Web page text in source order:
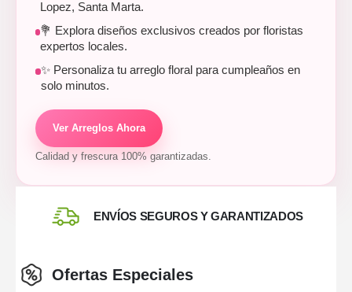
Lopez, Santa Marta.
💐 Explora diseños exclusivos creados por floristas
expertos locales.
✨ Personaliza tu arreglo floral para cumpleaños en
solo minutos.
Ver Arreglos Ahora
Calidad y frescura 100% garantizadas.
ENVÍOS SEGUROS Y GARANTIZADOS
Ofertas Especiales